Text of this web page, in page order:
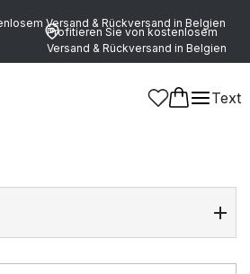
Versand & Rückversand in Belgien
Profitieren Sie von kostenlosem
Versand & Rückversand in Belgien
Text